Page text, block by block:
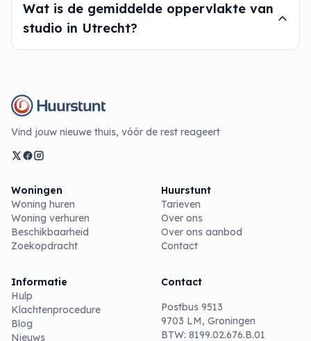
Wat is de gemiddelde oppervlakte van
studio in Utrecht?
Vind jouw nieuwe thuis, vóór de rest reageert
Woningen
Woning huren
Woning verhuren
Beschikbaarheid
Zoekopdracht
Huurstunt
Tarieven
Over ons
Over ons aanbod
Contact
Informatie
Hulp
Klachtenprocedure
Blog
Nieuws
Contact
Postbus 9513
9703 LM, Groningen
BTW: 8199.02.676.B.01